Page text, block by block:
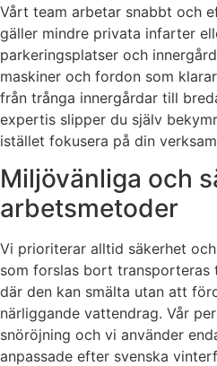
Vårt team arbetar snabbt och
gäller mindre privata infarter
parkeringsplatser och
maskiner och fordon som
från trånga innergårdar till
expertis slipper du själv
istället fokusera på din
Miljövänliga och
arbetsmetoder
Vi prioriterar alltid säkerhet
som forslas bort transporteras
där den kan smälta utan att
närliggande vattendrag. Vår
snöröjning och vi använder
anpassade efter svenska